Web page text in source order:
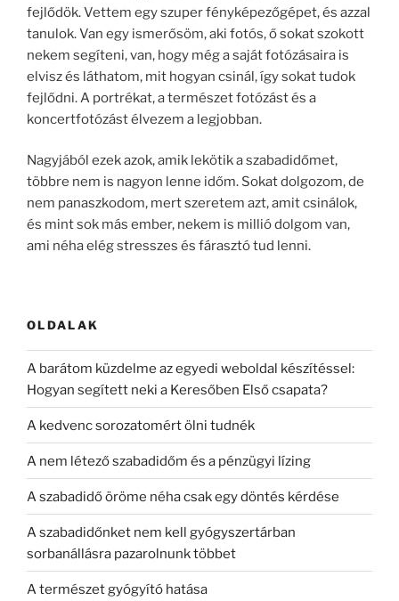
fejlődök. Vettem egy szuper fényképezőgépet, és azzal
tanulok. Van egy ismerősöm, aki fotós, ő sokat szokott
nekem segíteni, van, hogy még a saját fotózásaira is
elvisz és láthatom, mit hogyan csinál, így sokat tudok
fejlődni. A portrékat, a természet fotózást és a
koncertfotózást élvezem a legjobban.
Nagyjából ezek azok, amik lekötik a szabadidőmet,
többre nem is nagyon lenne időm. Sokat dolgozom, de
nem panaszkodom, mert szeretem azt, amit csinálok,
és mint sok más ember, nekem is millió dolgom van,
ami néha elég stresszes és fárasztó tud lenni.
OLDALAK
A barátom küzdelme az egyedi weboldal készítéssel:
Hogyan segített neki a Keresőben Első csapata?
A kedvenc sorozatomért ölni tudnék
A nem létező szabadidőm és a pénzügyi lízing
A szabadidő öröme néha csak egy döntés kérdése
A szabadidőnket nem kell gyógyszertárban
sorbanállásra pazarolnunk többet
A természet gyógyító hatása